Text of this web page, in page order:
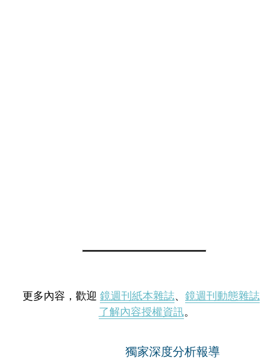
更多內容，歡迎 鏡週刊紙本雜誌、 鏡週刊動態雜誌
了解內容授權資訊。
獨家深度分析報導